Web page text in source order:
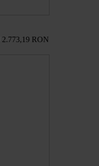
2.773,19 RON